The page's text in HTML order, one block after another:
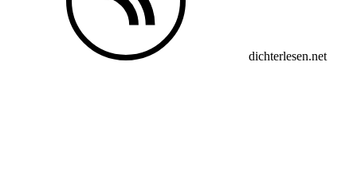
dichterlesen.net